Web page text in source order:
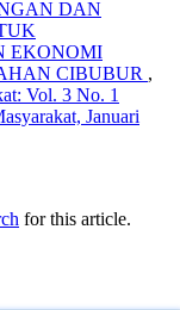
DAN
EKONOMI
CIBUBUR ,
Vol. 3 No. 1
Januari
for this article.